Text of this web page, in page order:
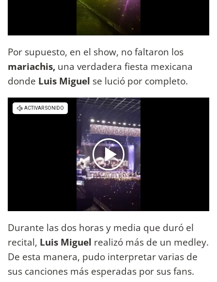
Por supuesto, en el show, no faltaron los
mariachis, una verdadera fiesta mexicana
donde Luis Miguel se lució por completo.
Durante las dos horas y media que duró el
recital, Luis Miguel realizó más de un medley.
De esta manera, pudo interpretar varias de
sus canciones más esperadas por sus fans.